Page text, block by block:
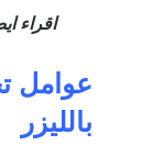
اقراء
عوامل
بالليزر